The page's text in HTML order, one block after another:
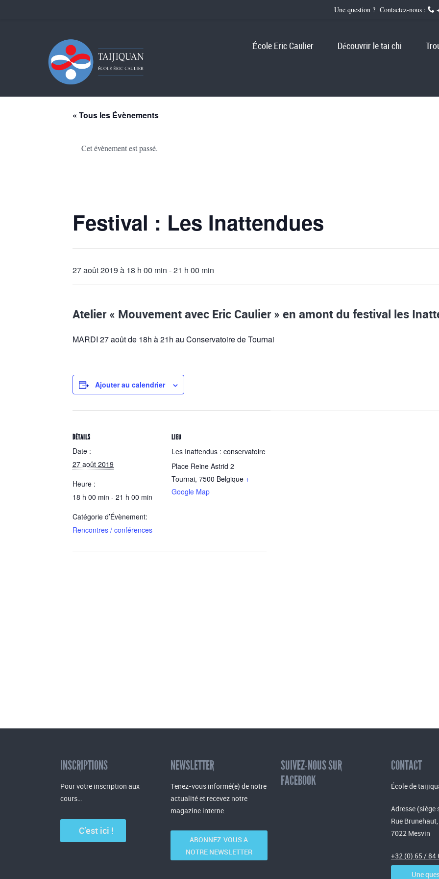
École Eric Caulier Découvrir le tai chi
« Tous les Évènements
Cet évènement est passé.
Festival : Les Inattendues
27 août 2019 à 18 h 00 min -21 h 00 min
Atelier « Mouvement avec Eric Caulier » en amont du festival les
MARDI 27 aoûtde 18h à 21h au Conservatoire de Tournai
Ajouter au calendrier
DÉTAILS
Date :
27 août 2019
Heure :
18 h 00 min - 21 h 00 min
Catégorie d’Évènement:
Rencontres / conférences
LIEU
Les Inattendus : conservatoire
Place Reine Astrid 2
Tournai, 7500 Belgique +
Google Map
INSCRIPTIONS
Pour votre inscription aux
cours…
C’est ici !
NEWSLETTER
Tenez-vous informé(e) de notre
actualité et recevez notre
magazine interne.
ABONNEZ-VOUS A
NOTRE NEWSLETTER
SUIVEZ-NOUS SUR
FACEBOOK
CONTACT
École de
Adresse (siège
Rue
7022 Mesvin
+32 (0) 65 / 84
Une
Une question ? Contactez-nous :